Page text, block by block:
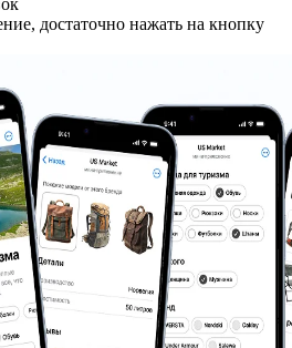
достаточно нажать на кнопку